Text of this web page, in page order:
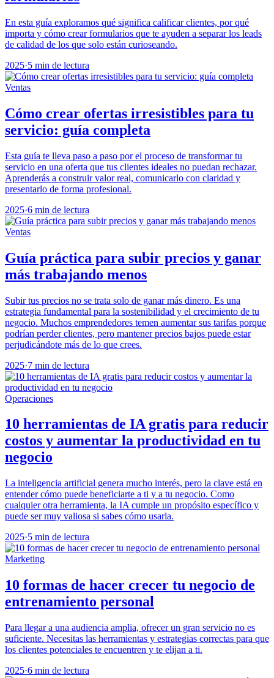
En esta guía exploramos qué significa calificar clientes, por qué
importa y cómo crear formularios que te ayuden a separar los leads
de calidad de los que solo están curioseando.
2025·5 min de lectura
Ventas
Cómo crear ofertas irresistibles para tu
servicio: guía completa
Esta guía te lleva paso a paso por el proceso de transformar tu
servicio en una oferta que tus clientes ideales no puedan rechazar.
Aprenderás a construir valor real, comunicarlo con claridad y
presentarlo de forma profesional.
2025·6 min de lectura
Ventas
Guía práctica para subir precios y ganar
más trabajando menos
Subir tus precios no se trata solo de ganar más dinero. Es una
estrategia fundamental para la sostenibilidad y el crecimiento de tu
negocio. Muchos emprendedores temen aumentar sus tarifas porque
podrían perder clientes, pero mantener precios bajos puede estar
perjudicándote más de lo que crees.
2025·7 min de lectura
Operaciones
10 herramientas de IA gratis para reducir
costos y aumentar la productividad en tu
negocio
La inteligencia artificial genera mucho interés, pero la clave está en
entender cómo puede beneficiarte a ti y a tu negocio. Como
cualquier otra herramienta, la IA cumple un propósito específico y
puede ser muy valiosa si sabes cómo usarla.
2025·5 min de lectura
Marketing
10 formas de hacer crecer tu negocio de
entrenamiento personal
Para llegar a una audiencia amplia, ofrecer un gran servicio no es
suficiente. Necesitas las herramientas y estrategias correctas para que
los clientes potenciales te encuentren y te elijan a ti.
2025·6 min de lectura